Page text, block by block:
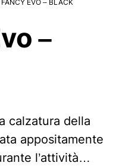
EVO – BLACK
–
calzatura della
appositamente
l’attività…